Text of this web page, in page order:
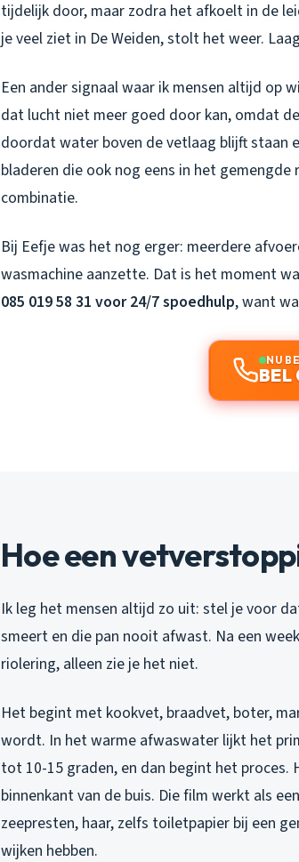
tijdelijk door, maar zodra het afkoelt in de
je veel ziet in De Weiden, stolt het weer.
Een ander signaal waar ik mensen altijd op
dat lucht niet meer goed door kan, omdat
doordat water boven de vetlaag blijft staan
bladeren die ook nog eens in het
combinatie.
Bij Eefje was het nog erger: meerdere
wasmachine aanzette. Dat is het moment
085 019 58 31 voor 24/7 spoedhulp, want
NU
BEL
Hoe een
Ik leg het mensen altijd zo uit: stel je voor
smeert en die pan nooit afwast. Na een
riolering, alleen zie je het niet.
Het begint met kookvet, braadvet, boter,
wordt. In het warme afwaswater lijkt het
tot 10-15 graden, en dan begint het
binnenkant van de buis. Die film werkt als
zeepresten, haar, zelfs toiletpapier bij een
wijken hebben.